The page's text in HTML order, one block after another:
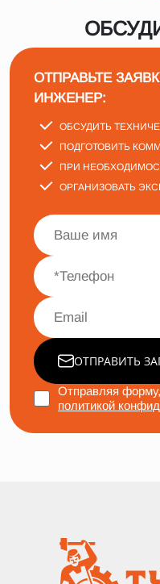
ОТПРАВЬТЕ
ИНЖЕНЕР:
ОБСУДИТЬ
ПОДГОТОВИТЬ
ПРИ
ОРГАНИЗОВАТЬ
ОТПРАВИТЬ
Отправляя
политикой